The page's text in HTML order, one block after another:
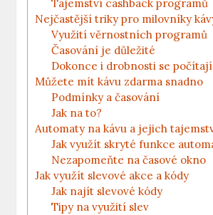
Tajemství cashback programů
Nejčastější triky pro milovníky
Využití věrnostních programů
Časování je důležité
Dokonce i drobnosti se počítají
Můžete mít kávu zdarma snadno
Podmínky a časování
Jak na to?
Automaty na kávu a jejich
Jak využít skryté funkce
Nezapomeňte na časové okno
Jak využít slevové akce a kódy
Jak najít slevové kódy
Tipy na využití slev